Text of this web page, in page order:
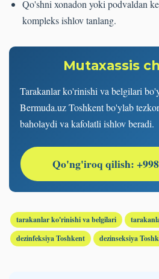
Qo'shni xonadon yoki podvaldan
kompleks ishlov tanlang.
Mutaxassis
Tarakanlar ko'rinishi va belgilari
Bermuda.uz Toshkent bo'ylab
baholaydi va kafolatli ishlov beradi.
Qo'ng'iroq qilish: +998
tarakanlar ko'rinishi va belgilari
dezinfeksiya Toshkent
dezinseksiya